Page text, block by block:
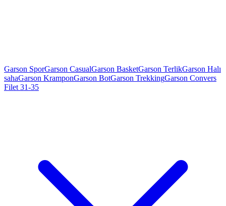
Garson SporGarson CasualGarson BasketGarson TerlikGarson Halı
sahaGarson KramponGarson BotGarson TrekkingGarson Convers
Filet 31-35